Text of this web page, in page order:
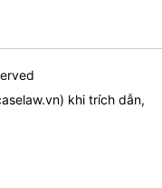
) khi trích dẫn,